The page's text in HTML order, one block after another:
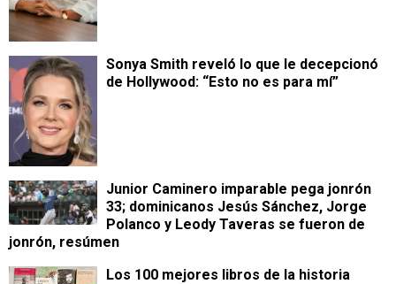
Sonya Smith reveló lo que le decepcionó
de Hollywood: “Esto no es para mí”
Junior Caminero imparable pega jonrón
33; dominicanos Jesús Sánchez, Jorge
Polanco y Leody Taveras se fueron de
jonrón, resúmen
Los 100 mejores libros de la historia